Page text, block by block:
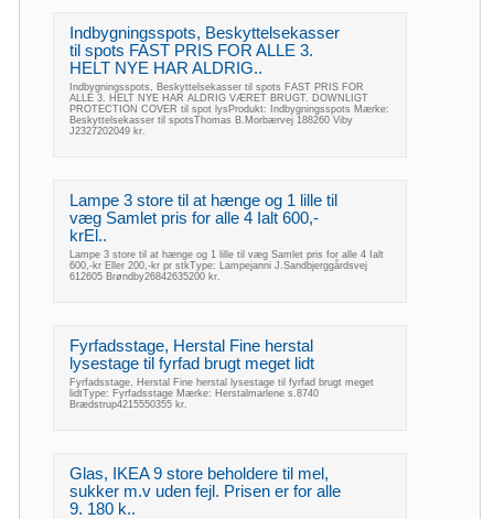
Indbygningsspots, Beskyttelsekasser
til spots FAST PRIS FOR ALLE 3.
HELT NYE HAR ALDRIG..
Indbygningsspots, Beskyttelsekasser til spots FAST PRIS FOR
ALLE 3. HELT NYE HAR ALDRIG VÆRET BRUGT. DOWNLIGT
PROTECTION COVER til spot lysProdukt: Indbygningsspots Mærke:
Beskyttelsekasser til spotsThomas B.Morbærvej 188260 Viby
J2327202049 kr.
Lampe 3 store til at hænge og 1 lille til
væg Samlet pris for alle 4 Ialt 600,-
krEl..
Lampe 3 store til at hænge og 1 lille til væg Samlet pris for alle 4 Ialt
600,-kr Eller 200,-kr pr stkType: Lampejanni J.Sandbjerggårdsvej
612605 Brøndby26842635200 kr.
Fyrfadsstage, Herstal Fine herstal
lysestage til fyrfad brugt meget lidt
Fyrfadsstage, Herstal Fine herstal lysestage til fyrfad brugt meget
lidtType: Fyrfadsstage Mærke: Herstalmarlene s.8740
Brædstrup4215550355 kr.
Glas, IKEA 9 store beholdere til mel,
sukker m.v uden fejl. Prisen er for alle
9. 180 k..